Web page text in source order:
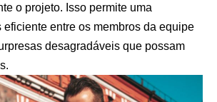
o projeto. Isso permite uma
entre os membros da equipe
desagradáveis que possam